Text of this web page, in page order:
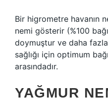
Bir higrometre havanın
nemi gösterir (%100
doymuştur ve daha
sağlığı için optimum
arasındadır.
YAĞMUR